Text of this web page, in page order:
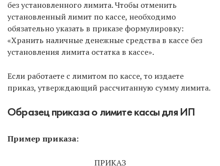
без установленного лимита. Чтобы отменить
установленный лимит по кассе, необходимо
обязательно указать в приказе формулировку:
«Хранить наличные денежные средства в кассе без
установления лимита остатка в кассе».
Если работаете с лимитом по кассе, то издаете
приказ, утверждающий рассчитанную сумму лимита.
Образец приказа о лимите кассы для ИП
Пример приказа:
ПРИКАЗ